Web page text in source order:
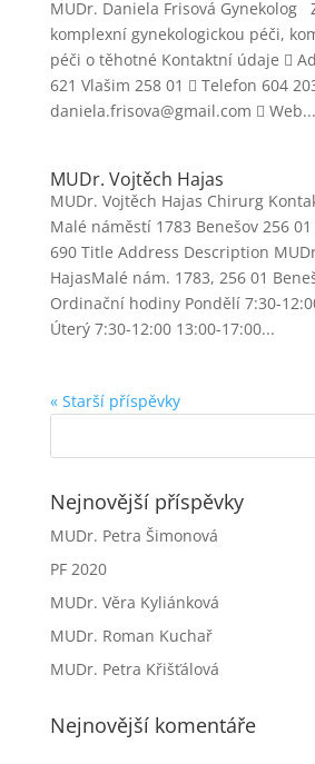
MUDr. Daniela Frisová Gynekolog
komplexní gynekologickou péči,
péči o těhotné Kontaktní údaje 
621 Vlašim 258 01  Telefon 604
daniela.frisova@gmail.com  Web...
MUDr. Vojtěch Hajas
MUDr. Vojtěch Hajas Chirurg
Malé náměstí 1783 Benešov 256
690 Title Address Description
HajasMalé nám. 1783, 256 01
Ordinační hodiny Pondělí 7:30-
Úterý 7:30-12:00 13:00-17:00...
« Starší příspěvky
Nejnovější příspěvky
MUDr. Petra Šimonová
PF 2020
MUDr. Věra Kyliánková
MUDr. Roman Kuchař
MUDr. Petra Křišťálová
Nejnovější komentáře